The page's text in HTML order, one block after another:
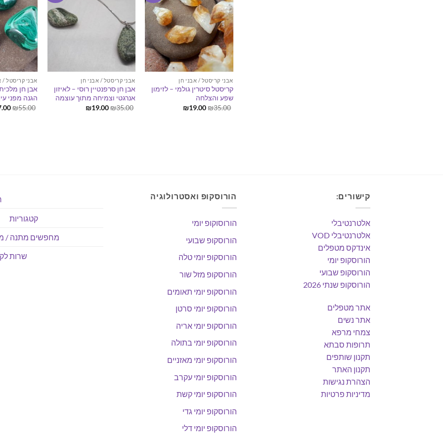
אבני קריסטל / אבני חן
קריסטל סיטרין גולמי – לזימון
שפע והצלחה
₪35.00
המחיר₪19.00
המחיר
אבני קריסטל / אבני חן
אבן חן סרפנטיין רוסי – לאיזון
אנרגטי וצמיחה מתוך עוצמה
₪35.00
המחיר₪19.00
אבני קריסטל /
אבן חן
הגנה מפני
₪55.00
קישורים:
אלטרנטיבלי
אלטרנטיבלי VOD
אינדקס מטפלים
הורוסקופ יומי
הורוסקופ שבועי
הורוסקופ שנתי 2026
אתר מטפלים
אתר נשים
צמחי מרפא
תרופות סבתא
תקנון שותפים
תקנון האתר
הצהרת נגישות
מדיניות פרטיות
הורוסקופ ואסטרולוגיה
הורוסוקופ יומי
הורוסקופ שבועי
הורוסקופ יומי טלה
הורוסקופ מזל שור
הורוסקופ יומי תאומים
הורוסקופ יומי סרטן
הורוסקופ יומי אריה
הורוסקופ יומי בתולה
הורוסקופ יומי מאזניים
הורוסקופ יומי עקרב
הורוסקופ יומי קשת
הורוסקופ יומי גדי
הורוסקופ יומי דלי
קטגוריות
מחפשים מתנה /
שרות